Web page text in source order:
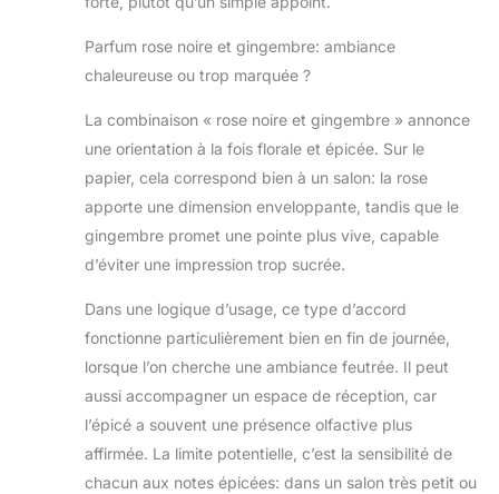
Parfum rose noire et gingembre: ambiance
chaleureuse ou trop marquée ?
La combinaison « rose noire et gingembre » annonce
une orientation à la fois florale et épicée. Sur le
papier, cela correspond bien à un salon: la rose
apporte une dimension enveloppante, tandis que le
gingembre promet une pointe plus vive, capable
d’éviter une impression trop sucrée.
Dans une logique d’usage, ce type d’accord
fonctionne particulièrement bien en fin de journée,
lorsque l’on cherche une ambiance feutrée. Il peut
aussi accompagner un espace de réception, car
l’épicé a souvent une présence olfactive plus
affirmée. La limite potentielle, c’est la sensibilité de
chacun aux notes épicées: dans un salon très petit ou